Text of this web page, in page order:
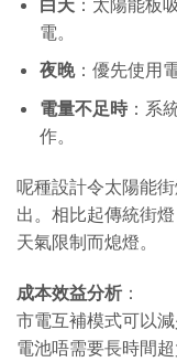
電。
夜晚：優先使用
電量不足時：系
作。
呢種設計令太陽能
出。相比起傳統街
天氣限制而熄燈。
成本效益分析 ：
市電互補模式可以
電池唔需要長時間